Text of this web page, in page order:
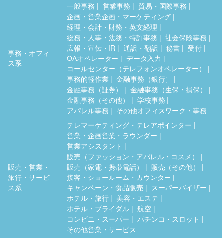
事務・オフィ
ス系
一般事務 営業事務
貿易・国際事務
企画・営業企画・マーケティング
経理・会計・財務・英文経理
総務・人事・法務・特許事務
社会保険事務
広報・宣伝・IR
通訳・翻訳 秘書
受付
OAオペレーター
データ入力
コールセンター（テレフォンオペレーター）
事務的軽作業
金融事務（銀行）
金融事務（証券）
金融事務（生保・損保）
金融事務（その他）
学校事務
アパレル事務
その他オフィスワーク・事務
販売・営業・
旅行・サービ
ス系
テレマーケティング・テレアポインター
営業・企画営業・ラウンダー
営業アシスタント
販売（ファッション・アパレル・コスメ）
販売（家電・携帯電話）
販売（その他）
接客・ショールーム・カウンター
キャンペーン・食品販売
スーパーバイザー
ホテル・旅行
美容・エステ
ホテル・ブライダル
航空
コンビニ・スーパー
パチンコ・スロット
その他営業・サービス